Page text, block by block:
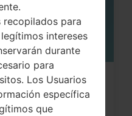
datos de fábrica
recopilados para
intereses
durante
para
Los Usuarios
específica
que